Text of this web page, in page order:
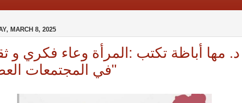
MARCH 8, 2025
د. مها أباظة تكتب :المرأة وعاء فكري و
في المجتمعات العصرية"